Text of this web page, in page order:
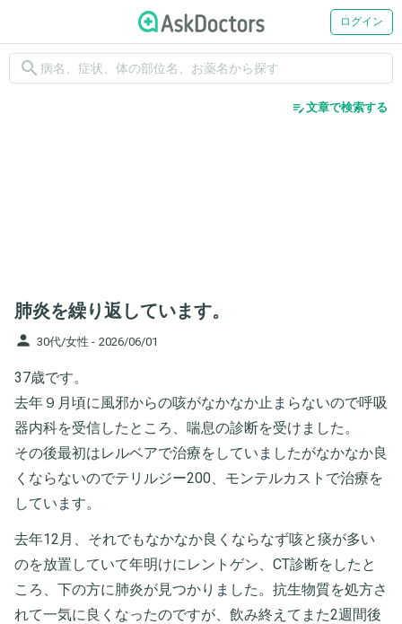
ログイン
search
edit_note文章で検索する
肺炎を繰り返しています。
person 30代/女性 - 2026/06/01
37歳です。
去年９月頃に風邪からの咳がなかなか止まらないので呼吸
器内科を受信したところ、喘息の診断を受けました。
その後最初はレルベアで治療をしていましたがなかなか良
くならないのでテリルジー200、モンテルカストで治療を
しています。
去年12月、それでもなかなか良くならなず咳と痰が多い
のを放置していて年明けにレントゲン、CT診断をしたと
ころ、下の方に肺炎が見つかりました。抗生物質を処方さ
れて一気に良くなったのですが、飲み終えてまた2週間後